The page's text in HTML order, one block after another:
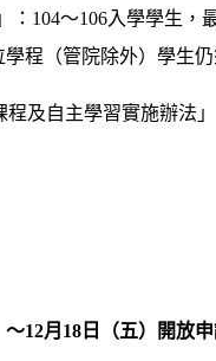
：104～106入學學生
程（管院除外）學生
程及自主學習實施辦法」
12月18日（五）開放申